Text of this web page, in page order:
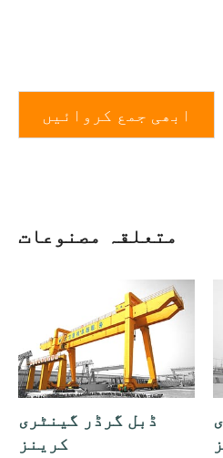
ابھی جمع کروائیں
متعلقہ مصنوعات
ڈبل گرڈر گینٹری
کرینز